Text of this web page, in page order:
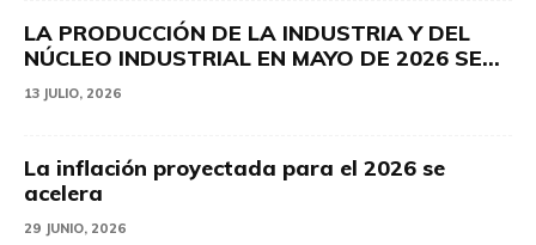
LA PRODUCCIÓN DE LA INDUSTRIA Y DEL
NÚCLEO INDUSTRIAL EN MAYO DE 2026 SE...
13 JULIO, 2026
La inflación proyectada para el 2026 se
acelera
29 JUNIO, 2026